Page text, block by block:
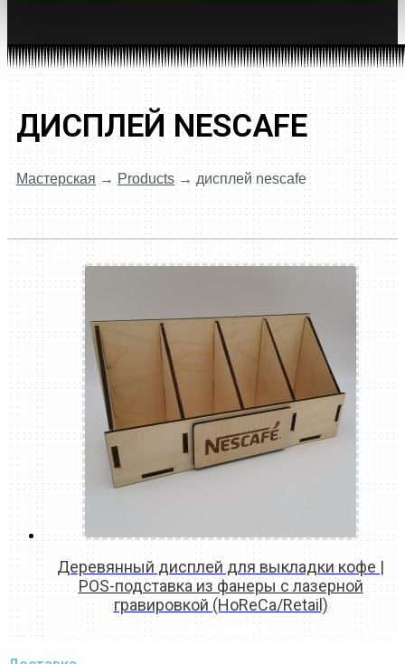
ДИСПЛЕЙ NESCAFE
Мастерская → Products→дисплей nescafe
Деревянный дисплей для выкладки кофе |
POS-подставка из фанеры с лазерной
гравировкой (HoReCa/Retail)
READ MORE